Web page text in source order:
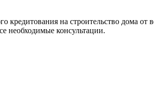
на строительство дома от
необходимые консультации.